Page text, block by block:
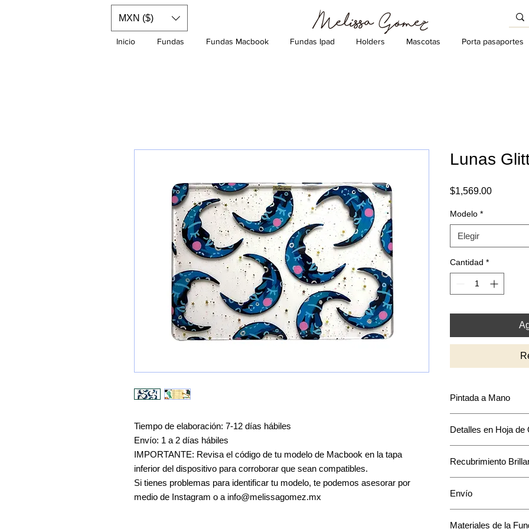
Inicio Fundas Fundas Macbook Fundas Ipad Holders Mascotas Porta pasaportes
MXN ($)
Tiempo de elaboración: 7-12 días hábiles
Envío: 1 a 2 días hábiles
IMPORTANTE: Revisa el código de tu modelo de Macbook en la tapa
inferior del dispositivo para corroborar que sean compatibles.
Si tienes problemas para identificar tu modelo, te podemos asesorar por
medio de Instagram o a info@melissagomez.mx
Lunas
$1,569.00Precio
Modelo *
Elegir
Cantidad *
Pintada a Mano
intensidad y
mantendrá en base
Detalles en Hoja de
acentos en hoja de
único a tu funda.
Recubrimiento
pintura.
Envío
Materiales de la